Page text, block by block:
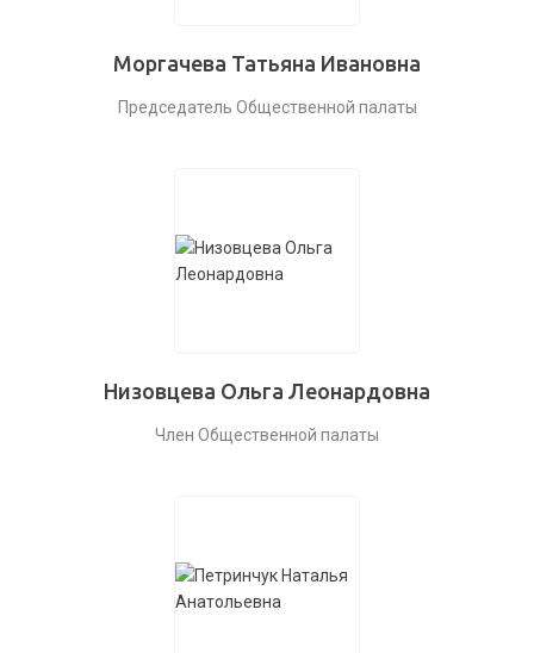
Моргачева Татьяна Ивановна
Председатель Общественной палаты
Низовцева Ольга Леонардовна
Член Общественной палаты